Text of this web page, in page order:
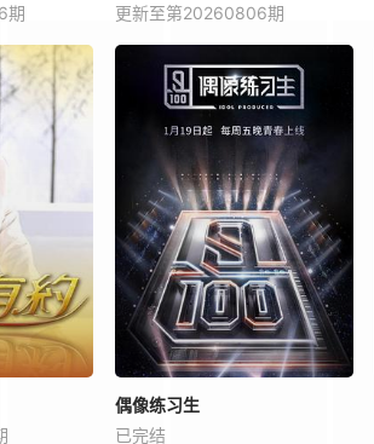
期
更新至第20260806期
偶像练习生
已完结